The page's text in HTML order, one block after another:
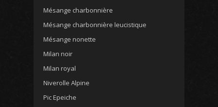
Mésange charbonnière
Mésange charbonnière leucistique
Mésange nonette
Milan noir
Milan royal
Niverolle Alpine
Pic Epeiche